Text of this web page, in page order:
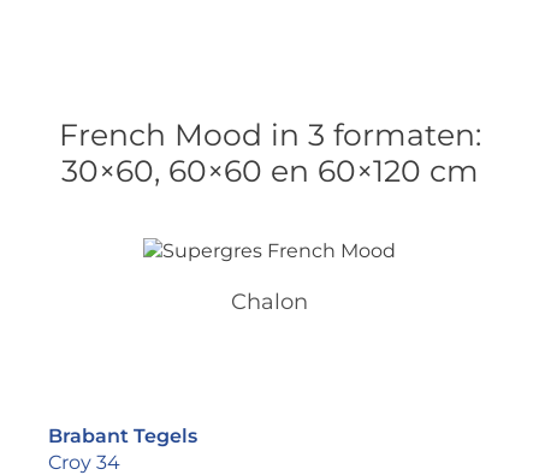
French Mood in 3 formaten:
30×60, 60×60 en 60×120 cm
Chalon
Brabant Tegels
Croy 34